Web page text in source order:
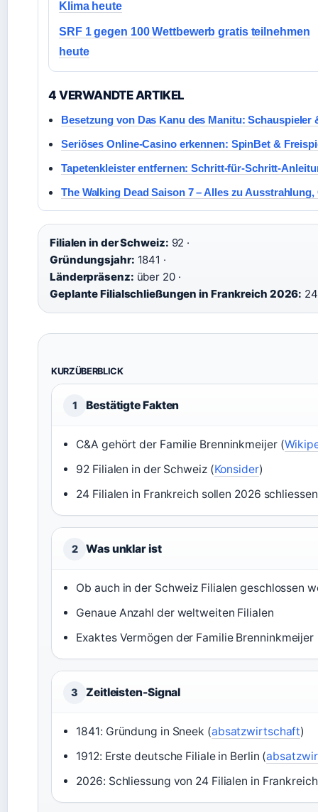
Klima heute
SRF 1 gegen 100 Wettbewerb gratis teilnehmen
heute
4 VERWANDTE ARTIKEL
Besetzung von Das Kanu des Manitu: Schauspieler
Seriöses Online-Casino erkennen: SpinBet &
Tapetenkleister entfernen: Schritt-für-Schritt-
The Walking Dead Saison 7 – Alles zu Ausstrahlung,
Filialen in der Schweiz: 92 ·
Gründungsjahr: 1841 ·
Länderpräsenz: über 20 ·
Geplante Filialschließungen in Frankreich 2026: 24
KURZÜBERBLICK
1 Bestätigte Fakten
C&A gehört der Familie Brenninkmeijer (
92 Filialen in der Schweiz (Konsider)
24 Filialen in Frankreich sollen 2026
2 Was unklar ist
Ob auch in der Schweiz Filialen geschlossen
Genaue Anzahl der weltweiten Filialen
Exaktes Vermögen der Familie Brenninkmeijer
3 Zeitleisten-Signal
1841: Gründung in Sneek (absatzwirtschaft)
1912: Erste deutsche Filiale in Berlin (
2026: Schliessung von 24 Filialen in